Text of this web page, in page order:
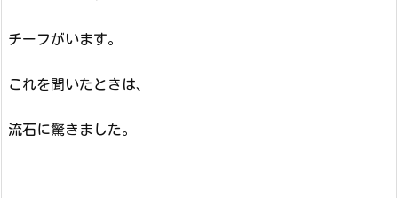
チーフがいます。
これを聞いたときは、
流石に驚きました。